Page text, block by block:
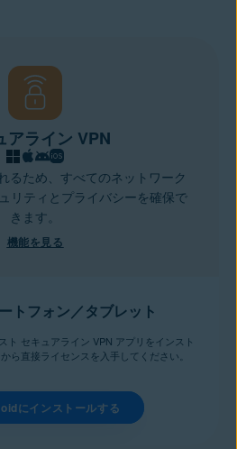
アライン VPN
るため、すべてのネットワーク
リティとプライバシーを確保で
きます。
機能を見る
トフォン／タブレット
ト セキュアライン VPN アプリをインスト
ら直接ライセンスを入手してください。
にインストールする